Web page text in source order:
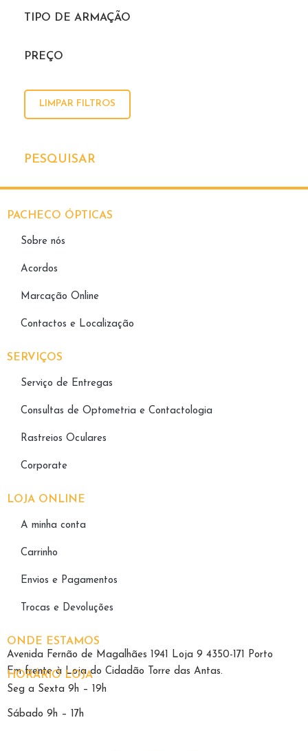
TIPO DE ARMAÇÃO
PREÇO
LIMPAR FILTROS
PESQUISAR
PACHECO ÓPTICAS
Sobre nós
Acordos
Marcação Online
Contactos e Localização
SERVIÇOS
Serviço de Entregas
Consultas de Optometria e Contactologia​
Rastreios Oculares
Corporate
LOJA ONLINE
A minha conta
Carrinho
Envios e Pagamentos
Trocas e Devoluções
ONDE ESTAMOS
Avenida Fernão de Magalhães 1941 Loja 9 4350-171 Porto
Em frente à Loja do Cidadão Torre das Antas.
HORÁRIO LOJA
Seg a Sexta 9h – 19h
Sábado 9h – 17h